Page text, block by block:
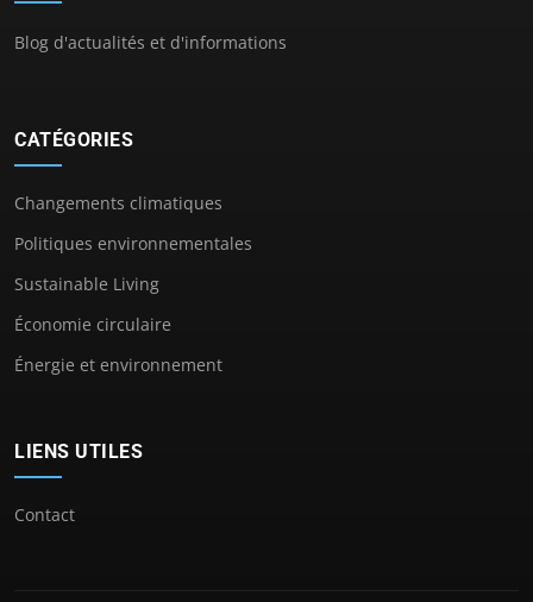
Blog d'actualités et d'informations
CATÉGORIES
Changements climatiques
Politiques environnementales
Sustainable Living
Économie circulaire
Énergie et environnement
LIENS UTILES
Contact